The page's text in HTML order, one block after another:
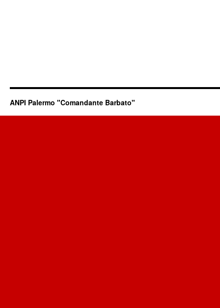
ANPI Palermo "Comandante Barbato"